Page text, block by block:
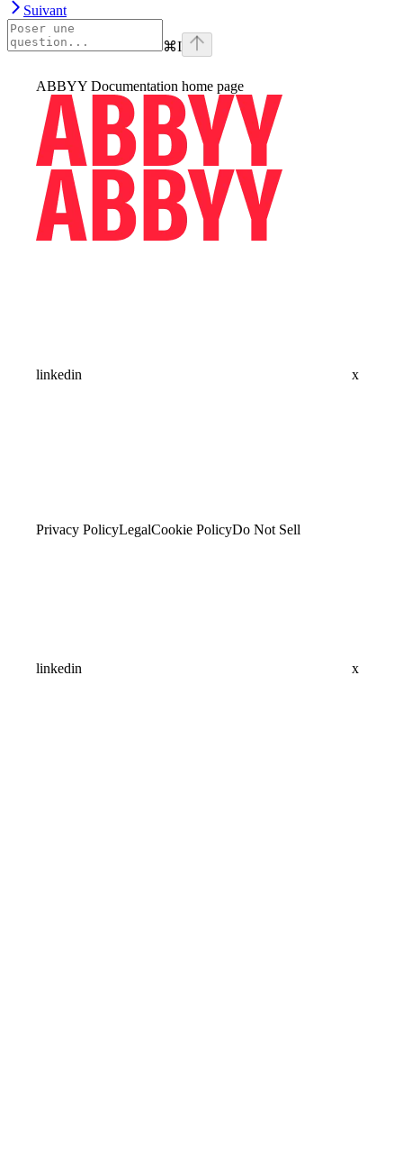
Suivant
⌘I
ABBYY Documentation home page
linkedin x
Privacy PolicyLegalCookie PolicyDo Not Sell
linkedin x